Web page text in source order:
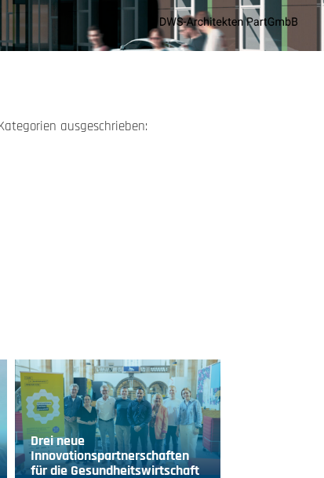
ausgeschrieben:
Drei neue
Innovationspartnerschaften
für die Gesundheitswirtschaft